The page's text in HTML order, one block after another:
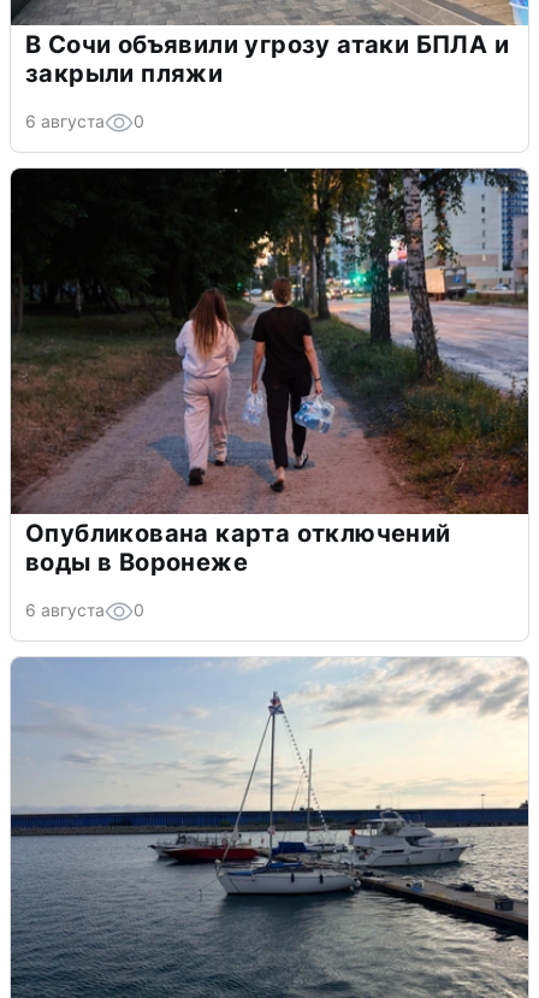
В Сочи объявили угрозу атаки БПЛА и
закрыли пляжи
6 августа 0
Опубликована карта отключений
воды в Воронеже
6 августа 0